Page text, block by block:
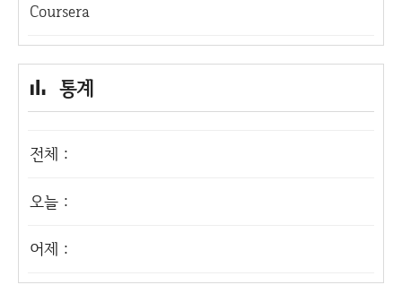
Coursera
통계
전체 :
오늘 :
어제 :